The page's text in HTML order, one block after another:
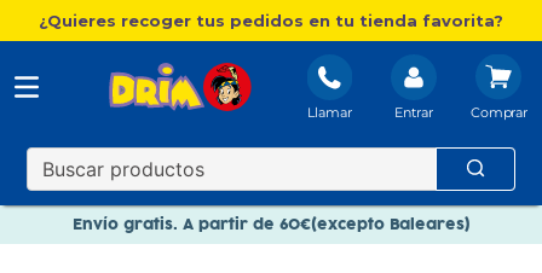
¿Quieres recoger tus pedidos en tu tienda favorita?
Llamar Entrar
Envío gratis. A partir de 60€(excepto Baleares)